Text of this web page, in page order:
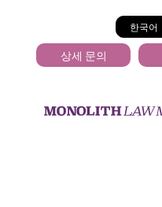
한국어
상세 문의